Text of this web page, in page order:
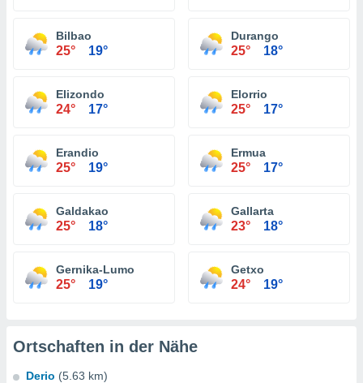
Bilbao
25° 19°
Durango
25° 18°
Elizondo
24° 17°
Elorrio
25° 17°
Erandio
25° 19°
Ermua
25° 17°
Galdakao
25° 18°
Gallarta
23° 18°
Gernika-Lumo
25° 19°
Getxo
24° 19°
Ortschaften in der Nähe
Derio (5.63 km)